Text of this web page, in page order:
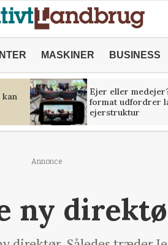
MASKINER BUSINESS
kan
Ejer eller
format udfordrer
ejerstruktur
Annonce
ny